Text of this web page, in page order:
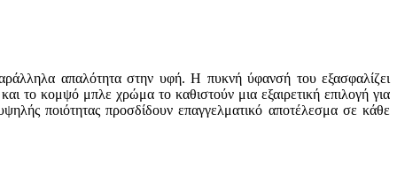
απαλότητα στην υφή. Η πυκνή ύφανσή του εξασφαλίζει
το κομψό μπλε χρώμα το καθιστούν μια εξαιρετική επιλογή για
ποιότητας προσδίδουν επαγγελματικό αποτέλεσμα σε κάθε